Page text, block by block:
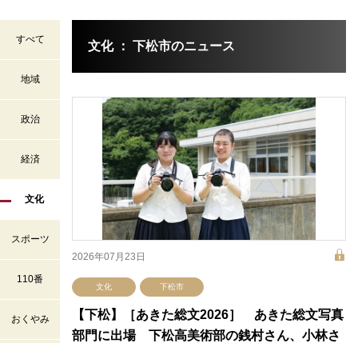
すべて
地域
政治
経済
文化
スポーツ
110番
おくやみ
文化 ： 下松市のニュース
2026年07月23日
文化 下松市
【下松】［あきた総文2026］ あきた総文写真
部門に出場 下松高美術部の銭村さん、小林さ